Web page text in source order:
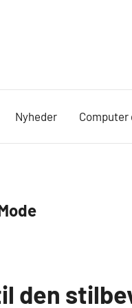
Nyheder Computer
den